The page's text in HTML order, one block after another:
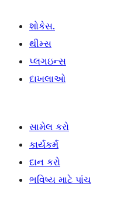
શોકેસ.
થીમ્સ
પ્લગઇન્સ
દાખલાઓ
સામેલ કરો
કાર્યકર્મ
દાન કરો
ભવિષ્ય માટે પાંચ